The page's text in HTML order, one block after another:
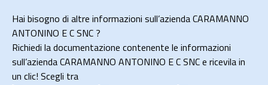
Hai bisogno di altre informazioni sull’azienda CARAMANNO
ANTONINO E C SNC ?
Richiedi la documentazione contenente le informazioni
sull’azienda CARAMANNO ANTONINO E C SNC e ricevila in
un clic! Scegli tra